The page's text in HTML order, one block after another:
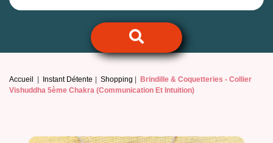
Accueil Instant Détente Shopping Brindille & Coquetteries -Collier
Vishuddha 5ème Chakra (Communication Et Intuition)